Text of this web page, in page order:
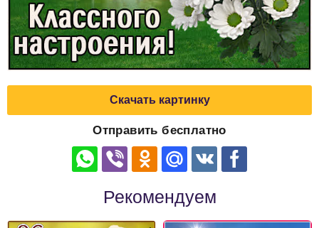
Скачать картинку
Отправить бесплатно
Рекомендуем